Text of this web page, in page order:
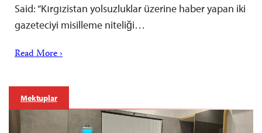
Said: “Kırgızistan yolsuzluklar üzerine haber yapan iki
gazeteciyi misilleme niteliği…
Read More ›
Mektuplar